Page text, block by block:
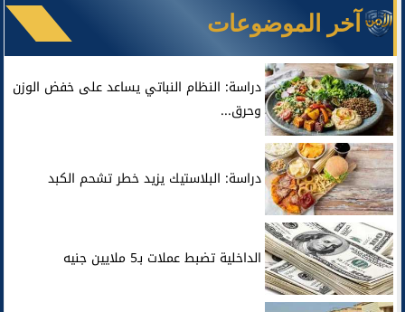
آخر الموضوعات
دراسة: النظام النباتي يساعد على خفض الوزن
وحرق...
دراسة: البلاستيك يزيد خطر تشحم الكبد
الداخلية تضبط عملات بـ5 ملايين جنيه